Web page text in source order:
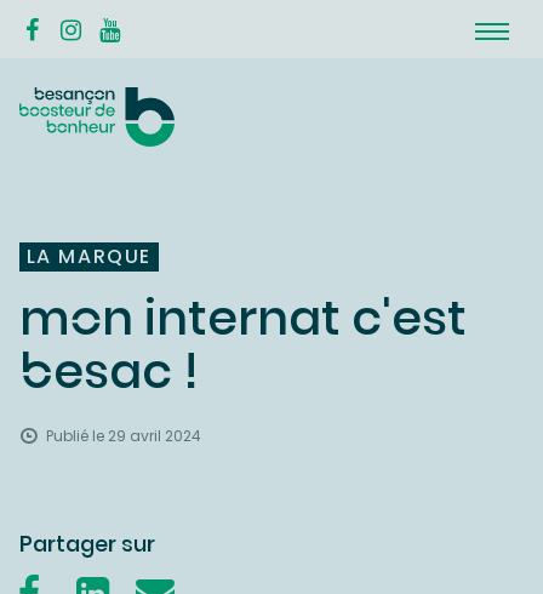
LA MARQUE
mon internat c'est
besac !
Publié le 29 avril 2024
Partager sur